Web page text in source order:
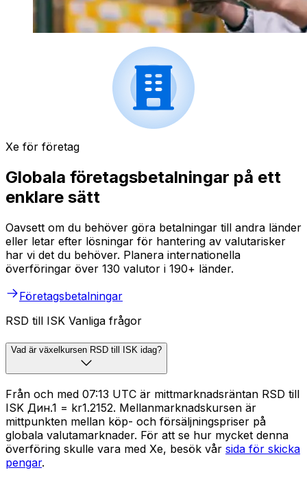
Xe för företag
Globala företagsbetalningar på ett
enklare sätt
Oavsett om du behöver göra betalningar till andra länder
eller letar efter lösningar för hantering av valutarisker
har vi det du behöver. Planera internationella
överföringar över 130 valutor i 190+ länder.
Företagsbetalningar
RSD till ISK Vanliga frågor
Vad är växelkursen RSD till ISK idag?
Från och med 07:13 UTC är mittmarknadsräntan RSD till
ISK Дин.1 = kr1.2152. Mellanmarknadskursen är
mittpunkten mellan köp- och försäljningspriser på
globala valutamarknader. För att se hur mycket denna
överföring skulle vara med Xe, besök vår sida för skicka
pengar.